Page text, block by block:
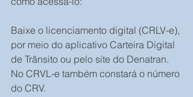
Baixe o licenciamento digital (CRLV-e),
por meio do aplicativo Carteira Digital
de Trânsito ou pelo site do Denatran.
No CRVL-e também constará o número
do CRV.